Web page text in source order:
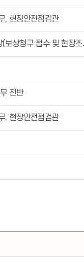
, 현장안전점검관
(보상청구 접수 및 현장
전반
, 현장안전점검관